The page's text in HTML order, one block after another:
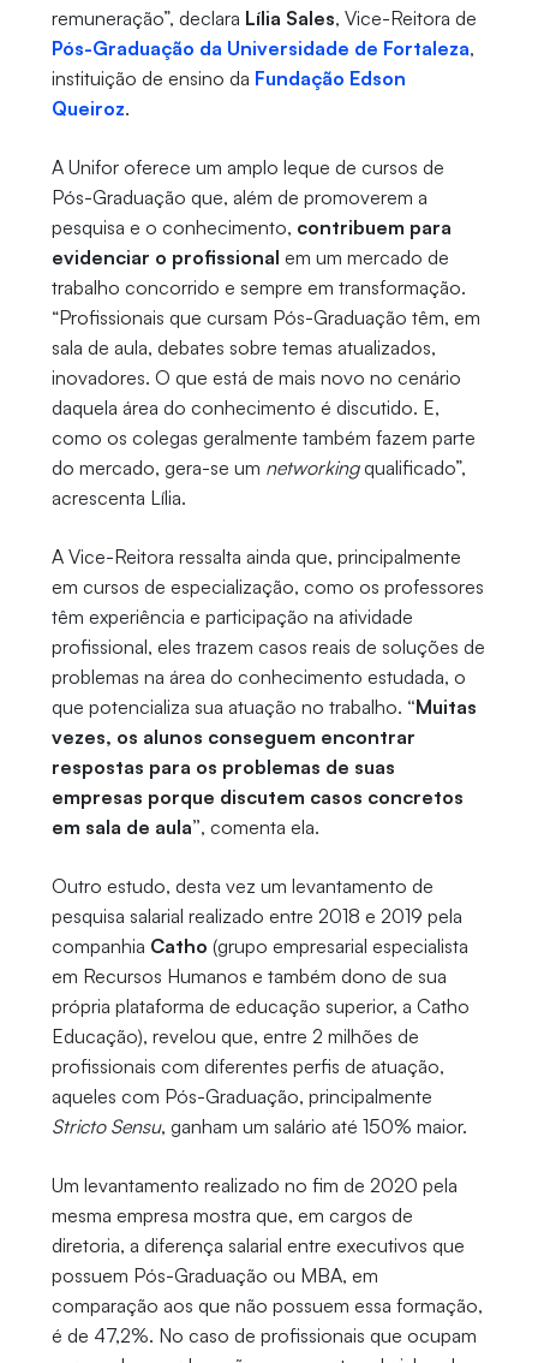
remuneração”, declara Lília Sales, Vice-Reitora de
Pós-Graduação da Universidade de Fortaleza,
instituição de ensino da Fundação Edson
Queiroz.
A Unifor oferece um amplo leque de cursos de
Pós-Graduação que, além de promoverem a
pesquisa e o conhecimento, contribuem para
evidenciar o profissional em um mercado de
trabalho concorrido e sempre em transformação.
“Profissionais que cursam Pós-Graduação têm, em
sala de aula, debates sobre temas atualizados,
inovadores. O que está de mais novo no cenário
daquela área do conhecimento é discutido. E,
como os colegas geralmente também fazem parte
do mercado, gera-se um networkingqualificado”,
acrescenta Lília.
A Vice-Reitora ressalta ainda que, principalmente
em cursos de especialização, como os professores
têm experiência e participação na atividade
profissional, eles trazem casos reais de soluções de
problemas na área do conhecimento estudada, o
que potencializa sua atuação no trabalho. “Muitas
vezes, os alunos conseguem encontrar
respostas para os problemas de suas
empresas porque discutem casos concretos
em sala de aula”, comenta ela.
Outro estudo, desta vez um levantamento de
pesquisa salarial realizado entre 2018 e 2019 pela
companhia Catho (grupo empresarial especialista
em Recursos Humanos e também dono de sua
própria plataforma de educação superior, a Catho
Educação), revelou que, entre 2 milhões de
profissionais com diferentes perfis de atuação,
aqueles com Pós-Graduação, principalmente
Stricto Sensu, ganham um salário até 150% maior.
Um levantamento realizado no fim de 2020 pela
mesma empresa mostra que, em cargos de
diretoria, a diferença salarial entre executivos que
possuem Pós-Graduação ou MBA, em
comparação aos que não possuem essa formação,
é de 47,2%. No caso de profissionais que ocupam